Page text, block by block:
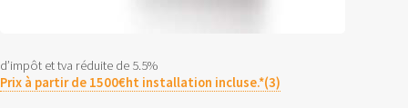
d’impôt et tva réduite de 5.5%
Prix à partir de 1500€ht installation incluse.*(3)